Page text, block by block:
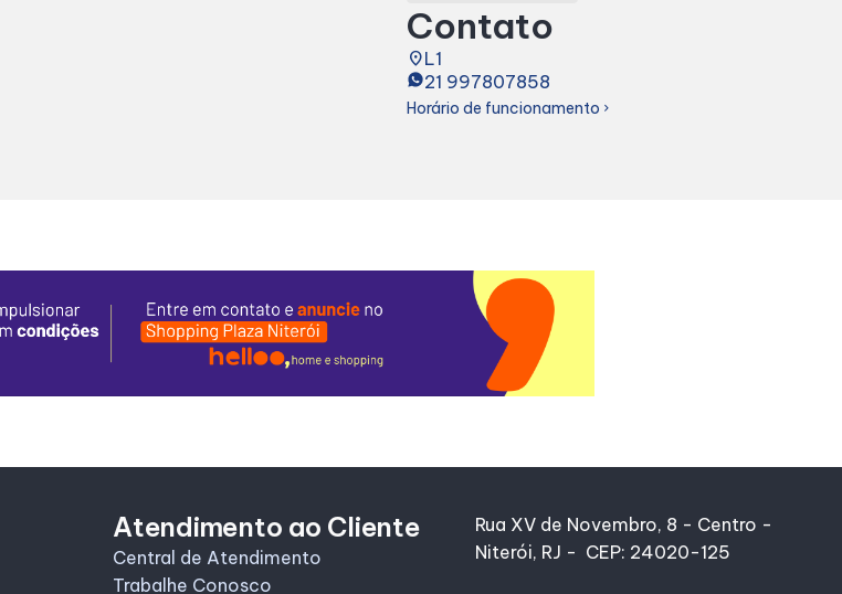
Contato
placeL1
21 997807858
Horário de funcionamento chevron_right
Atendimento ao Cliente
Central de Atendimento
Trabalhe Conosco
Rua XV de Novembro, 8 - Centro -
Niterói, RJ - CEP: 24020-125